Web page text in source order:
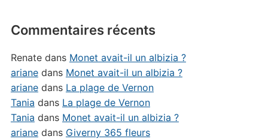
Commentaires récents
Renatedans Monet avait-il un albizia ?
arianedans Monet avait-il un albizia ?
arianedans La plage de Vernon
Tania dans La plage de Vernon
Tania dans Monet avait-il un albizia ?
arianedans Giverny 365 fleurs